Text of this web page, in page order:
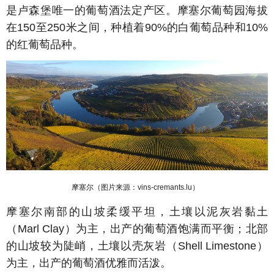
是卢森堡唯一的葡萄酒法定产区。摩塞尔葡萄园海拔
在150至250米之间，种植着90%的白葡萄品种和10%
的红葡萄品种。
摩塞尔（图片来源： vins-cremants.lu ）
摩塞尔南部的山坡柔缓平坦，土壤以泥灰岩黏土
（ Marl Clay ）为主，出产的葡萄酒饱满而平衡；北部
的山坡较为陡峭，土壤以壳灰岩（ Shell Limestone ）
为主，出产的葡萄酒优雅而活泼。